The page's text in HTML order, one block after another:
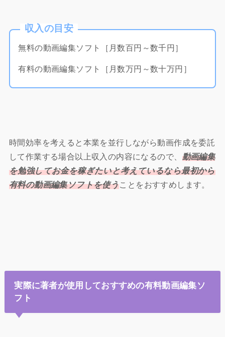
収入の目安
無料の動画編集ソフト［月数百円～数千円］
有料の動画編集ソフト［月数万円～数十万円］
時間効率を考えると本業を並行しながら動画作成を委託
して作業する場合以上収入の内容になるので、 動画編集
を勉強してお金を稼ぎたいと考えているなら最初から
有料の動画編集ソフトを使う ことをおすすめします。
実際に著者が使用しておすすめの有料動画編集ソ
フト